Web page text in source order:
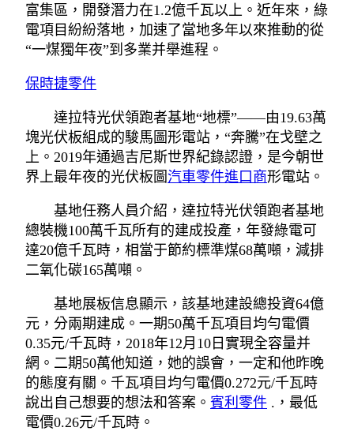
富集區，開發潛力在1.2億千瓦以上。近年來，綠
電項目紛紛落地，加速了當地多年以來推動的從
“一煤獨年夜”到多業并舉進程。
保時捷零件
達拉特光伏領跑者基地“地標”——由19.63萬
塊光伏板組成的駿馬圖形電站，“奔騰”在戈壁之
上。2019年通過吉尼斯世界紀錄認證，是今朝世
界上最年夜的光伏板圖汽車零件進口商形電站。
基地任務人員介紹，達拉特光伏領跑者基地
總裝機100萬千瓦所有的建成投產，年發綠電可
達20億千瓦時，相當于節約標準煤68萬噸，減排
二氧化碳165萬噸。
基地展板信息顯示，該基地建設總投資64億
元，分兩期建成。一期50萬千瓦項目均勻電價
0.35元/千瓦時，2018年12月10日實現全容量并
網。二期50萬他知道，她的誤會，一定和他昨晚
的態度有關。千瓦項目均勻電價0.272元/千瓦時
說出自己想要的想法和答案。 賓利零件 .，最低
電價0.26元/千瓦時。